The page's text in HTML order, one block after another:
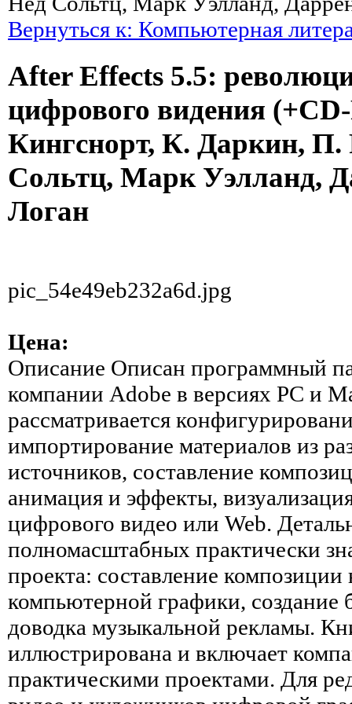
Вернуться к: Компьютерная
After Effects 5.5:
цифрового видения
Кингснорт, К. Даркин, П.
Сольтц, Марк Уэлланд,
Логан
pic_54e49eb232a6d.jpg
Цена:
Описание Описан программный
компании Adobe в версиях PC и
рассматривается
импортирование материалов из
источников, составление
анимация и эффекты,
цифрового видео или Web.
полномасштабных практически
проекта: составление
компьютерной графики, создание
доводка музыкальной рекламы.
иллюстрирована и включает
практическими проектами. Для